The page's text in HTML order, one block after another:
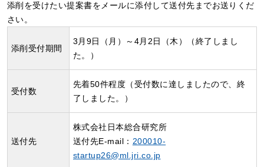
添削を受けたい提案書をメールに添付して送付先までお送りくだ
さい。
添削受付期間
3月9日（月）～4月2日（木）（終了しまし
た。）
受付数
先着50件程度（受付数に達しましたので、終
了しました。）
送付先
株式会社日本総合研究所
送付先E-mail： 200010-
startup26@ml.jri.co.jp